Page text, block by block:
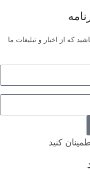
که از اخبار و تبلیغات ما
کنید